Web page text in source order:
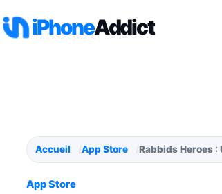
iPhoneAddict
Accueil App Store Rabbids Heroes
App Store